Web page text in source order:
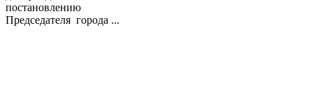
постановлению
Председателя города ...